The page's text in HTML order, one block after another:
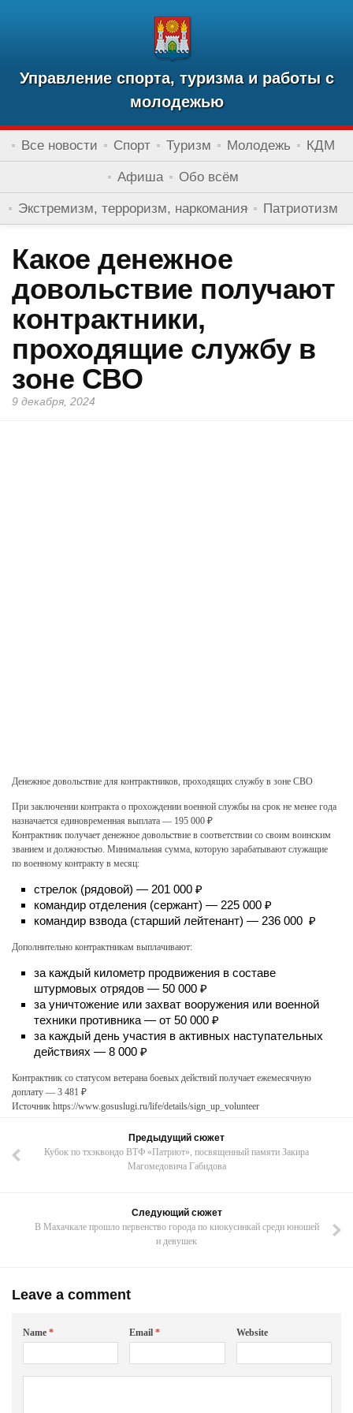
Управление спорта, туризма и работы с
молодежью
Все новости Спорт Туризм Молодежь КДМ
Афиша Обо всём
Экстремизм, терроризм, наркомания Патриотизм
Какое денежное
довольствие получают
контрактники,
проходящие службу в
зоне СВО
9 декабря, 2024
Денежное довольствие для контрактников, проходящих службу в зоне СВО
При заключении контракта о прохождении военной службы на срок не менее года
назначается единовременная выплата — 195 000 ₽
Контрактник получает денежное довольствие в соответствии со своим воинским
званием и должностью. Минимальная сумма, которую зарабатывают служащие
по военному контракту в месяц:
стрелок (рядовой) — 201 000 ₽
командир отделения (сержант) — 225 000 ₽
командир взвода (старший лейтенант) — 236 000 ₽
Дополнительно контрактникам выплачивают:
за каждый километр продвижения в составе
штурмовых отрядов — 50 000 ₽
за уничтожение или захват вооружения или военной
техники противника — от 50 000 ₽
за каждый день участия в активных наступательных
действиях — 8 000 ₽
Контрактник со статусом ветерана боевых действий получает ежемесячную
доплату — 3 481 ₽
Источник https://www.gosuslugi.ru/life/details/sign_up_volunteer
Предыдущий сюжет
Кубок по тхэквондо ВТФ «Патриот», посвященный памяти Закира
Магомедовича Габидова
Следующий сюжет
В Махачкале прошло первенство города по киокусинкай среди юношей
и девушек
Leave a comment
Name * Email* Website